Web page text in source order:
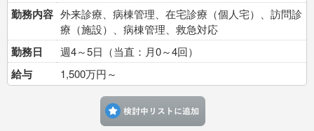
勤務内容 外来診療、病棟管理、在宅診療（個人宅）、訪問診
療（施設）、病棟管理、救急対応
勤務日 週4～5日（当直：月0～4回）
給与 1,500万円～